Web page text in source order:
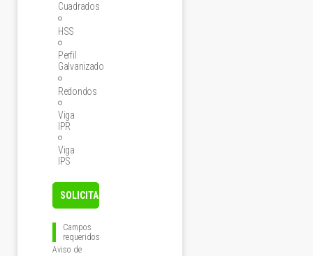
Cuadrados
HSS
Perfil
Galvanizado
Redondos
Viga
IPR
Viga
IPS
Campos
requeridos
Aviso de